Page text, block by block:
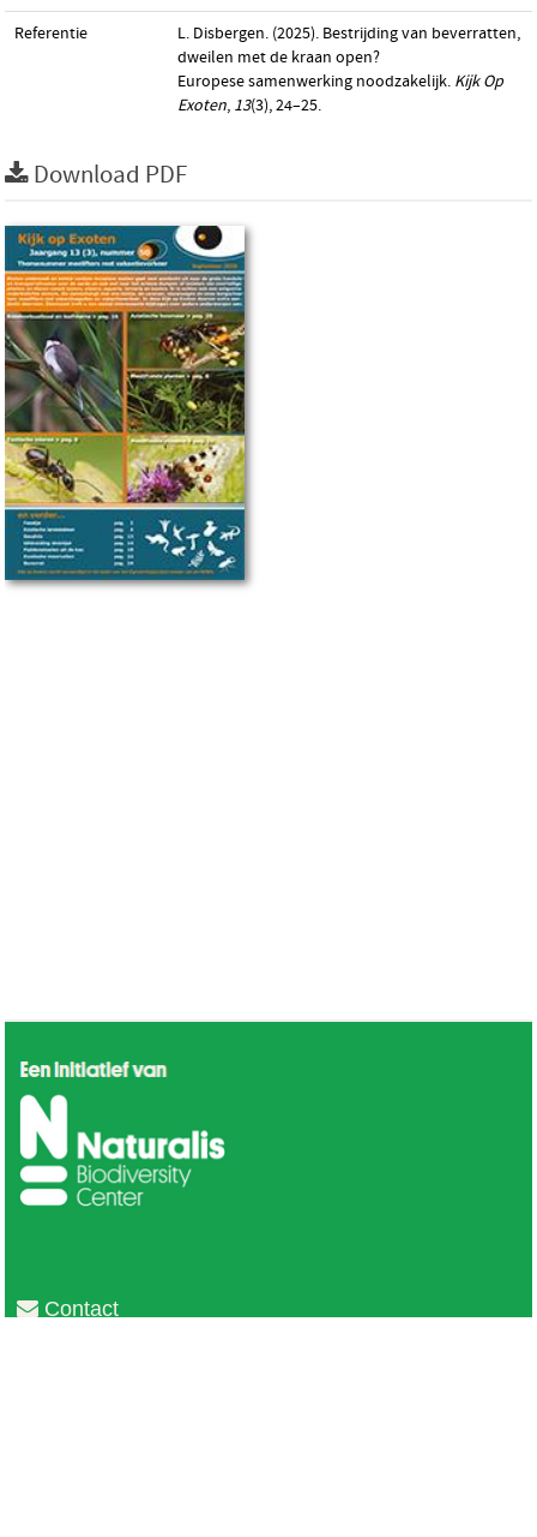
Referentie
L. Disbergen. (2025). Bestrijding van beverratten,
dweilen met de kraan open?
Europese samenwerking noodzakelijk. Kijk Op
Exoten, 13(3), 24–25.
Download PDF
Contact